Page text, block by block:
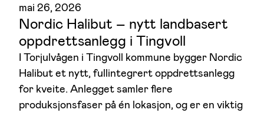
mai 26, 2026
Nordic Halibut – nytt landbasert
oppdrettsanlegg i Tingvoll
I Torjulvågen i Tingvoll kommune bygger Nordic
Halibut et nytt, fullintegrert oppdrettsanlegg
for kveite. Anlegget samler flere
produksjonsfaser på én lokasjon, og er en viktig